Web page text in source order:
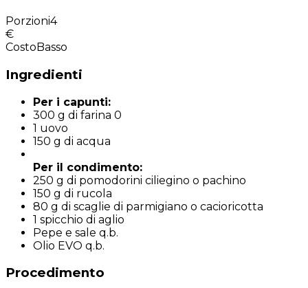
Porzioni4
€
Costo Basso
Ingredienti
Per i capunti:
300 g di farina 0
1 uovo
150 g di acqua
Per il condimento:
250 g di pomodorini ciliegino o pachino
150 g di rucola
80 g di scaglie di parmigiano o cacioricotta
1 spicchio di aglio
Pepe e sale q.b.
Olio EVO q.b.
Procedimento